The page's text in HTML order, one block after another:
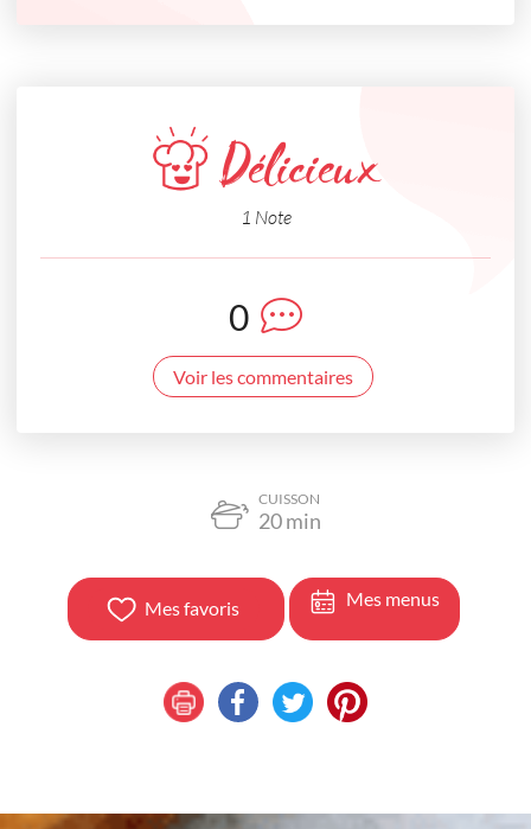
Délicieux
1 Note
0
Voir les commentaires
CUISSON
20min
Mes favoris Mes menus